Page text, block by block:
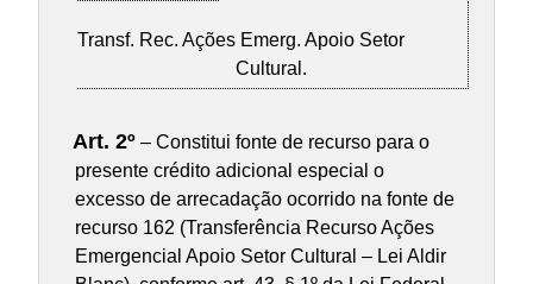
Transf. Rec. Ações Emerg. Apoio Setor
Cultural.
Art. 2º– Constitui fonte de recurso para o
presente crédito adicional especial o
excesso de arrecadação ocorrido na fonte de
recurso 162 (Transferência Recurso Ações
Emergencial Apoio Setor Cultural – Lei Aldir